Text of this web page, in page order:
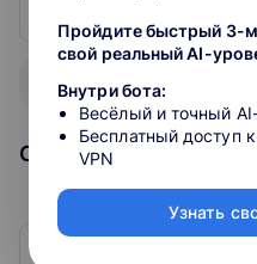
Показать
Образовательная
Пройдите быстрый 3-
свой реальный AI-
Внутри бота:
Весёлый и точный
Бесплатный доступ
VPN
Узнать